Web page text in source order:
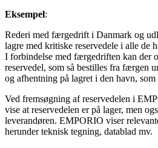
Eksempel:
Rederi med færgedrift i Danmark og
lagre med kritiske reservedele i alle de
I forbindelse med færgedriften kan der
reservedel, som så bestilles fra færgen
og afhentning på lagret i den havn,
Ved fremsøgning af reservedelen i
vise at reservedelen er på lager, men
leverandøren. EMPORIO viser
herunder teknisk tegning, datablad mv.